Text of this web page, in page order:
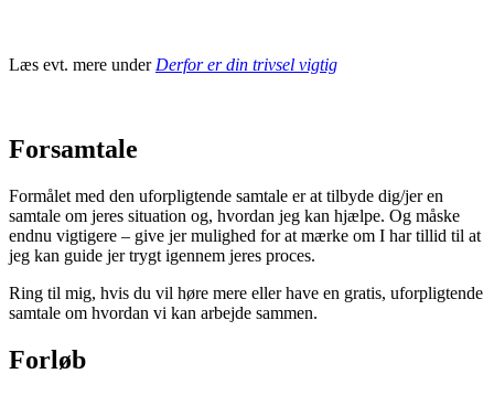
Læs evt. mere under Derfor er din trivsel vigtig
Forsamtale
Formålet med den uforpligtende samtale er at tilbyde dig/jer en
samtale om jeres situation og, hvordan jeg kan hjælpe. Og måske
endnu vigtigere – give jer mulighed for at mærke om I har tillid til at
jeg kan guide jer trygt igennem jeres proces.
Ring til mig, hvis du vil høre mere eller have en gratis, uforpligtende
samtale om hvordan vi kan arbejde sammen.
Forløb